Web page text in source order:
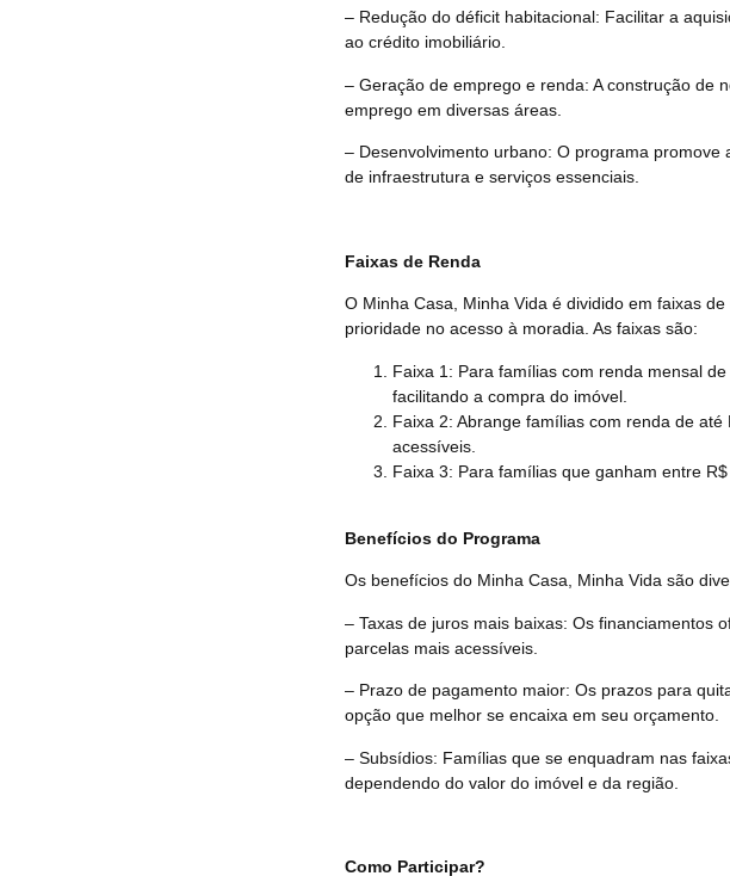
– Redução do déficit habitacional: Facilitar a
ao crédito imobiliário.
– Geração de emprego e renda: A construção de
emprego em diversas áreas.
– Desenvolvimento urbano: O programa
de infraestrutura e serviços essenciais.
Faixas de Renda
O Minha Casa, Minha Vida é dividido em faixas
prioridade no acesso à moradia. As faixas são:
Faixa 1: Para famílias com renda mensal
facilitando a compra do imóvel.
Faixa 2: Abrange famílias com renda de
acessíveis.
Faixa 3: Para famílias que ganham entre
Benefícios do Programa
Os benefícios do Minha Casa, Minha Vida são
– Taxas de juros mais baixas: Os financiamentos
parcelas mais acessíveis.
– Prazo de pagamento maior: Os prazos para
opção que melhor se encaixa em seu orçamento.
– Subsídios: Famílias que se enquadram nas
dependendo do valor do imóvel e da região.
Como Participar?